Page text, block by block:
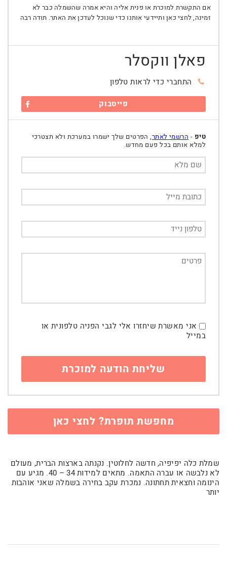
אם התקשרת למוכרת או פנית אליה והיא אמרה שהשמלה כבר לא
זמינה, לחצי כאן ותיידעי אותנו כדי שנוכל לעדכן את האתר. תודה רבה
פאלן ווקסלר
התחברי כדי לראות טלפון
פייסבוק
טיפ - הרשמי לאתר, הפרטים שלך ישמרו במערכת ולא תצטרכי
למלא אותם בכל פעם מחדש.
אני מאשרת שיחזרו אלי לגבי הפניה טלפונית או
במייל
מחפשת תופרת? לחצי כאן
שמלת כלה יפיפיה, חדשה לחלוטין. נקנתה בארצות הברית, מעולם
לא נלבשה או עברה התאמה. מתאים למידות 34 – 40. מגיע עם
הינומה וחצאית תחתונה. נמכרת עקב בחירה בשמלה שאני אוהבות
יותר